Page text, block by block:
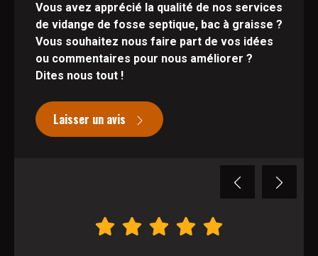
Vous avez apprécié la qualité de nos services
de vidange de fosse septique, bac à graisse ?
Vous souhaitez nous faire part de vos idées
ou commentaires pour nous améliorer ?
Dites nous tout !
Laisser un avis
Previous
Next